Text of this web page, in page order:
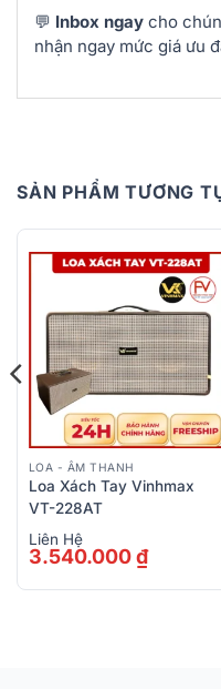
💬 Inbox ngay cho
nhận ngay mức giá ưu
SẢN PHẨM TƯƠNG
LOA - ÂM THANH
Loa Xách Tay Vinhmax
VT-228AT
3.540.000₫
Liên Hệ